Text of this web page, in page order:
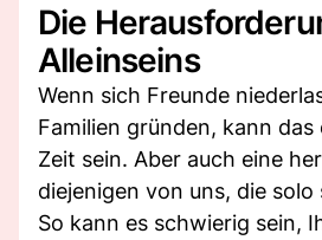
Die
Alleinseins
Wenn sich Freunde
Familien gründen, kann das
Zeit sein. Aber auch eine
diejenigen von uns, die solo
So kann es schwierig sein,